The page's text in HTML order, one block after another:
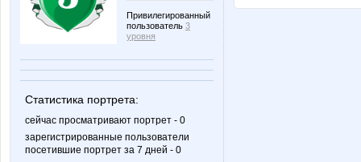
Привилегированный
пользователь 3
уровня
Статистика портрета:
сейчас просматривают портрет - 0
зарегистрированные пользователи
посетившие портрет за 7 дней - 0